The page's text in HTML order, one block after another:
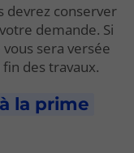
devrez conserver
demande. Si
sera versée
des travaux.
la prime